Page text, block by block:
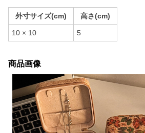
外寸サイズ(cm) 高さ(cm)
10 × 10 5
商品画像